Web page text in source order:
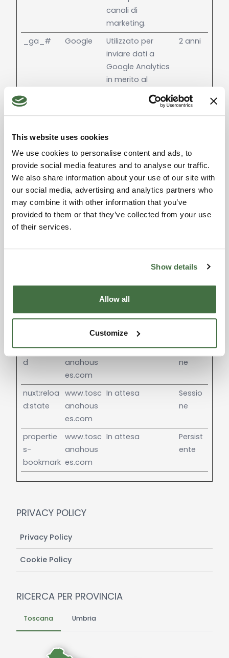
This website uses cookies
We use cookies to personalise content and ads, to
provide social media features and to analyse our traffic.
We also share information about your use of our site with
our social media, advertising and analytics partners who
may combine it with other information that you’ve
provided to them or that they’ve collected from your use
of their services.
Show details
Allow all
Customize
canali di
marketing.
_ga_#
Google
Utilizzato per
inviare dati a
Google Analytics
in merito al
dispositivo e al
comportamento
dell'utente. Tiene
su dispositivi e
canali di
marketing.
2 anni
Non classificati (3)
I cookie non classificati sono i cookie che sono in
fase di classificazione, insieme ai fornitori di
Fornitore Scopo
Durat
archivi
nuxt:reloa
d
www.tosc
anahous
es.com
In attesa
Sessio
ne
nuxt:reloa
d:state
www.tosc
anahous
es.com
In attesa
Sessio
ne
propertie
s-
bookmark
www.tosc
anahous
es.com
In attesa
Persist
ente
PRIVACY POLICY
Privacy Policy
Cookie Policy
RICERCA PER PROVINCIA
Toscana Umbria